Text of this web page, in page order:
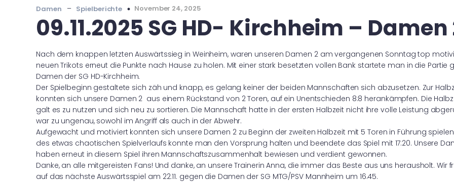
Damen – Spielberichte November 24, 2025
09.11.2025 SG HD- Kirchheim – Damen
Nach dem knappen letzten Auswärtssieg in Weinheim, waren unseren Damen 2 am vergangenen Sonntag top
neuen Trikots erneut die Punkte nach Hause zu holen. Mit einer stark besetzten vollen Bank startete man in die Partie
Damen der SG HD-Kirchheim.
Der Spielbeginn gestaltete sich zäh und knapp, es gelang keiner der beiden Mannschaften sich abzusetzen. Zur
konnten sich unsere Damen 2 aus einem Rückstand von 2 Toren, auf ein Unentschieden 8:8 herankämpfen. Die
galt es zu nutzen und sich neu zu sortieren. Die Mannschaft hatte in der ersten Halbzeit nicht ihre volle Leistung
war zu ungenau, sowohl im Angriff als auch in der Abwehr.
Aufgewacht und motiviert konnten sich unsere Damen 2 zu Beginn der zweiten Halbzeit mit 5 Toren in Führung
des etwas chaotischen Spielverlaufs konnte man den Vorsprung halten und beendete das Spiel mit 17:20. Unsere
haben erneut in diesem Spiel ihren Mannschaftszusammenhalt bewiesen und verdient gewonnen.
Danke, an alle mitgereisten Fans! Und danke, an unsere Trainerin Anna, die immer das Beste aus uns herausholt. Wir
auf das nächste Auswärtsspiel am 22.11. gegen die Damen der SG MTG/PSV Mannheim um 16.45.